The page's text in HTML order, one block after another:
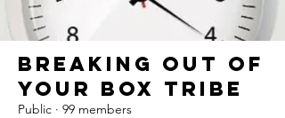
Breaking Out of
Your Box Tribe
Public · 99 members